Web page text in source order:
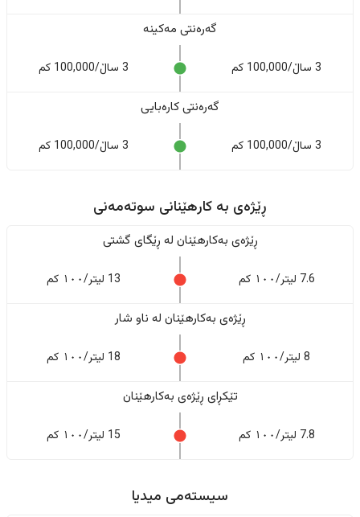
گەرەنتی مەکینە
3 ساڵ/100,000 کم 3 ساڵ/100,000 کم
گەرەنتی کارەبایی
3 ساڵ/100,000 کم 3 ساڵ/100,000 کم
ڕێژەى به کارهێنانی سوتەمەنی
ڕێژەى بەکارهێنان له ڕێگای گشتی
7.6 لیتر/١٠٠ کم 13 لیتر/١٠٠ کم
ڕێژەى بەکارهێنان له ناو شار
8 لیتر/١٠٠ کم 18 لیتر/١٠٠ کم
تێکڕای ڕێژەى بەکارهێنان
7.8 لیتر/١٠٠ کم 15 لیتر/١٠٠ کم
سیستەمی میدیا